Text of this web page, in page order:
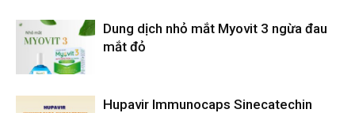
Dung dịch nhỏ mắt Myovit 3 ngừa đau
mắt đỏ
Hupavir Immunocaps Sinecatechin